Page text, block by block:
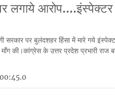
लगाये आरोप....इंस्पेक्टर
सरकार पर बुलंदशहर हिंसा में मारे गये
की।कांग्रेस के उत्तर प्रदेश प्रभारी राज